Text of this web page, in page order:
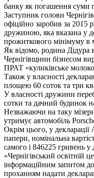
банку як погашення суми
Заступник голови
офіційно заробив за 2015
дружиною, яка вказана у
прожиткового мінімуму в
Як відомо, родина Дідура
Чернігівщини бізнесом
ПРАТ «куликівське
Також у власності
площею 60 соток та три
У власності дружини
сотки та дачний будинок
Незважаючи на таку
утримує автомобіль
Окрім цього, у декларації
папери, номінальна
самого і 846225 гривень
«Чернігівський освітній
інформаційним запитом до
проханням надати